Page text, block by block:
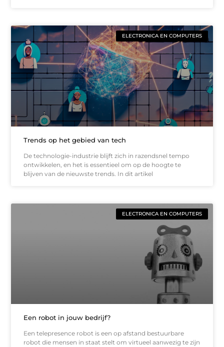
ELECTRONICA EN COMPUTERS
Trends op het gebied van tech
De technologie-industrie blijft zich in razendsnel tempo
ontwikkelen, en het is essentieel om op de hoogte te
blijven van de nieuwste trends. In dit artikel
ELECTRONICA EN COMPUTERS
Een robot in jouw bedrijf?
Een telepresence robot is een op afstand bestuurbare
robot die mensen in staat stelt om virtueel aanwezig te zijn